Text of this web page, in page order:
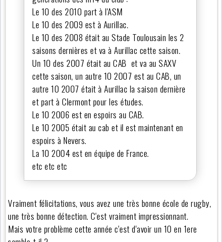
Le 10 des 2010 part à l'ASM
Le 10 des 2009 est à Aurillac.
Le 10 des 2008 était au Stade Toulousain les 2
saisons dernières et va à Aurillac cette saison.
Un 10 des 2007 était au CAB et va au SAXV
cette saison, un autre 10 2007 est au CAB, un
autre 10 2007 était à Aurillac la saison dernière
et part à Clermont pour les études.
Le 10 2006 est en espoirs au CAB.
Le 10 2005 était au cab et il est maintenant en
espoirs à Nevers.
La 10 2004 est en équipe de France.
etc etc etc
Vraiment félicitations, vous avez une très bonne école de rugby,
une très bonne détection. C'est vraiment impressionnant.
Mais votre problème cette année c'est d'avoir un 10 en 1ere